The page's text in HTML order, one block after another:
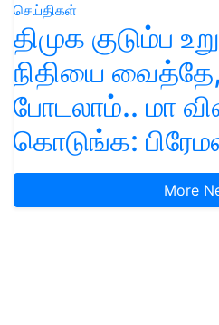
செய்திகள்
திமுக குடும்ப
நிதியை
போடலாம்.. மா
கொடுங்க:
More